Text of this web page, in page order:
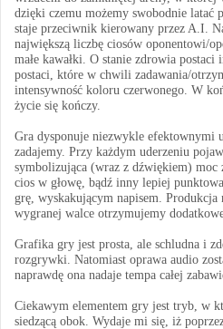
dzięki czemu możemy swobodnie latać
staje przeciwnik kierowany przez A.I.
największą liczbę ciosów oponentowi/
małe kawałki. O stanie zdrowia
postaci, które w chwili zadawania/
intensywność koloru czerwonego. W
życie się kończy.
Gra dysponuje niezwykle efektownymi
zadajemy. Przy każdym uderzeniu
symbolizująca (wraz z dźwiękiem) moc
cios w głowę, bądź inny lepiej
grę, wyskakującym napisem.
wygranej walce otrzymujemy
Grafika gry jest prosta, ale schludna i
rozgrywki. Natomiast oprawa audio
naprawdę ona nadaje tempa całej
Ciekawym elementem gry jest tryb, w
siedzącą obok. Wydaje mi się, iż